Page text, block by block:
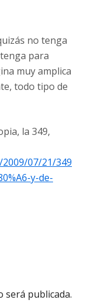
no tenga
para
muy amplica
todo tipo de
la 349,
07/21/349
y-de-
será publicada.